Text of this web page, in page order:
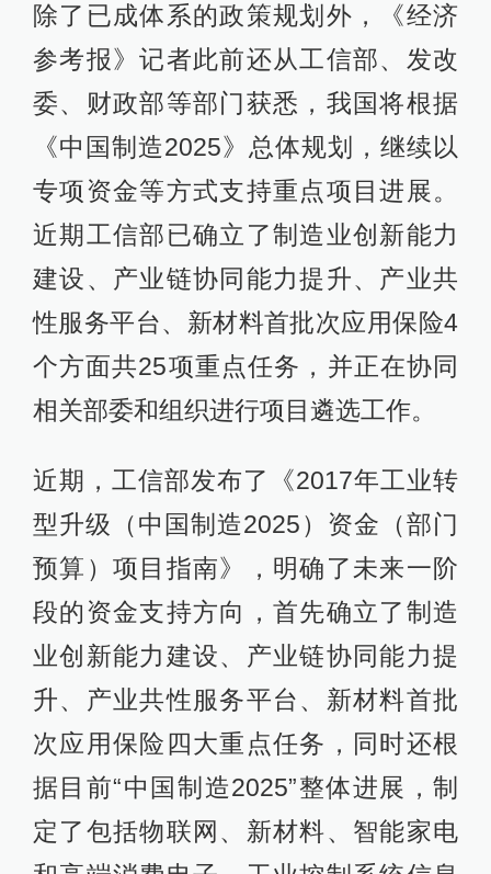
除了已成体系的政策规划外，《经济
参考报》记者此前还从工信部、发改
委、财政部等部门获悉，我国将根据
《中国制造2025》总体规划，继续以
专项资金等方式支持重点项目进展。
近期工信部已确立了制造业创新能力
建设、产业链协同能力提升、产业共
性服务平台、新材料首批次应用保险4
个方面共25项重点任务，并正在协同
相关部委和组织进行项目遴选工作。
近期，工信部发布了《2017年工业转
型升级（中国制造2025）资金（部门
预算）项目指南》，明确了未来一阶
段的资金支持方向，首先确立了制造
业创新能力建设、产业链协同能力提
升、产业共性服务平台、新材料首批
次应用保险四大重点任务，同时还根
据目前“中国制造2025”整体进展，制
定了包括物联网、新材料、智能家电